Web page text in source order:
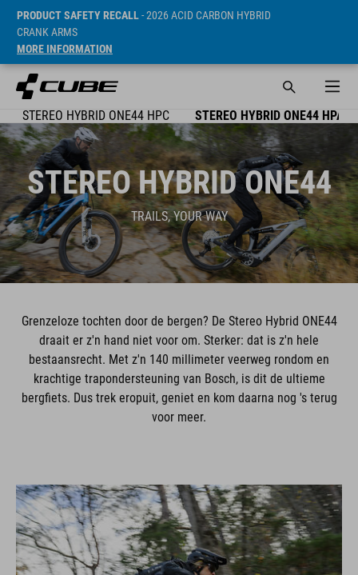
PRODUCT SAFETY RECALL- 2026 ACID CARBON HYBRID
CRANK ARMS
MORE INFORMATION
STEREO HYBRID ONE44 HPC STEREO HYBRID ONE44 HPA
STEREO HYBRID ONE44
TRAILS, YOUR WAY
Grenzeloze tochten door de bergen? De Stereo Hybrid ONE44
draait er z'n hand niet voor om. Sterker: dat is z'n hele
bestaansrecht. Met z'n 140 millimeter veerweg rondom en
krachtige trapondersteuning van Bosch, is dit de ultieme
bergfiets. Dus trek eropuit, geniet en kom daarna nog 's terug
voor meer.